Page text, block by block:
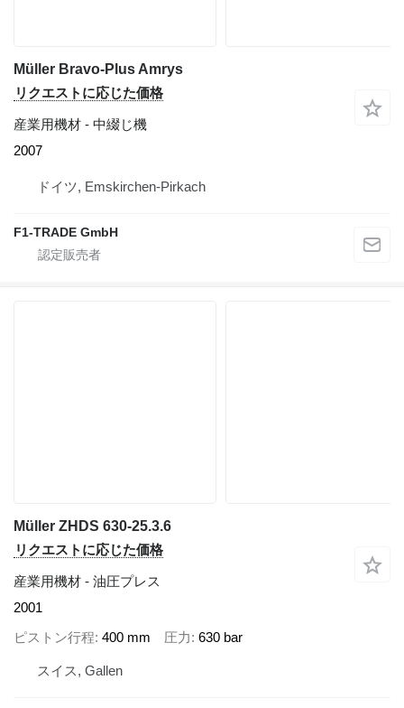
Müller Bravo-Plus Amrys
リクエストに応じた価格
産業用機材 - 中綴じ機
2007
ドイツ, Emskirchen-Pirkach
F1-TRADE GmbH
Müller ZHDS 630-25.3.6
リクエストに応じた価格
産業用機材 - 油圧プレス
2001
ピストン行程 400 mm 圧力 630 bar
スイス, Gallen